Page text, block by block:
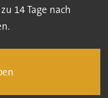
14 Tage nach